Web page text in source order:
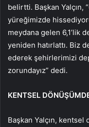
belirtti. Başkan Yalçın,
yüreğimizde
meydana gelen 6,1’lik
yeniden hatırlattı. Biz
ederek şehirlerimizi
zorundayız” dedi.
KENTSEL
Başkan Yalçın, kentsel